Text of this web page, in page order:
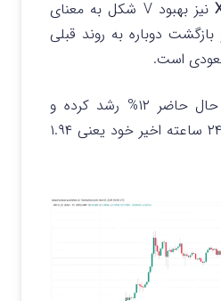
نیز بهبود V شکل به معنای
دوباره به روند قبلی
است.
، در حال حاضر ۱۲% رشد کرده و
بالاتر از کمترین قیمت ۲۴ ساعته اخیر خود یعنی ۱.۹۴